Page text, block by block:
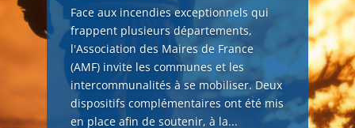
Face aux incendies exceptionnels qui
frappent plusieurs départements,
l'Association des Maires de France
(AMF) invite les communes et les
intercommunalités à se mobiliser. Deux
dispositifs complémentaires ont été mis
en place afin de soutenir, à la...